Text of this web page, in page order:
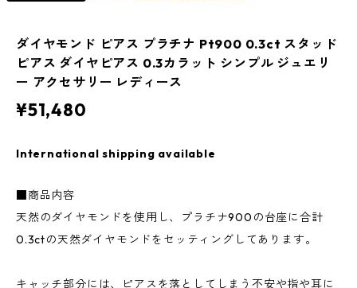
ダイヤモンド ピアス プラチナ Pt900 0.3ct スタッド
ピアス ダイヤピアス 0.3カラット シンプル ジュエリ
ー アクセサリー レディース
¥51,480
International shipping available
■商品内容
天然のダイヤモンドを使用し、プラチナ900の台座に合計
0.3ctの天然ダイヤモンドをセッティングしてあります。
キャッチ部分には、ピアスを落としてしまう不安や指や耳に